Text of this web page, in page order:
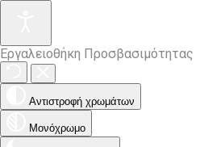
Εργαλειοθήκη Προσβασιμότητας
Αντιστροφή χρωμάτων
Μονόχρωμο